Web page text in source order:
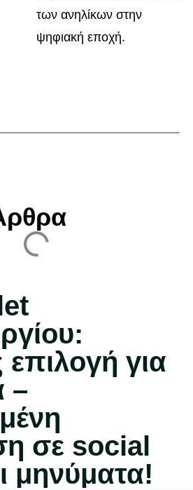
των ανηλίκων στην
ψηφιακή εποχή.
για
–
σε social
μηνύματα!